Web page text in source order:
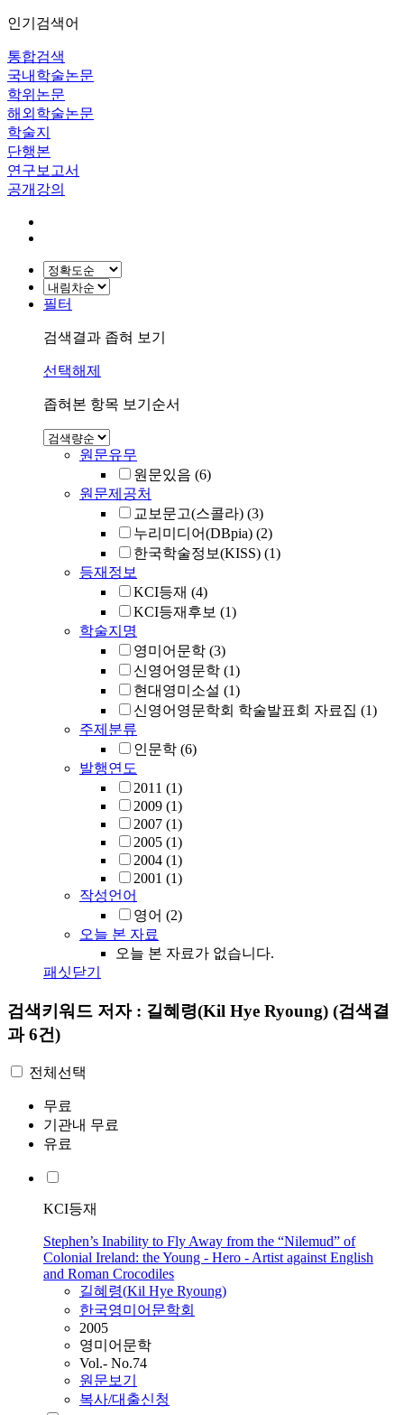
인기검색어
통합검색
국내학술논문
학위논문
해외학술논문
학술지
단행본
연구보고서
공개강의
필터
검색결과 좁혀 보기
선택해제
좁혀본 항목 보기순서
원문유무
원문있음 (6)
원문제공처
교보문고(스콜라) (3)
누리미디어(DBpia) (2)
한국학술정보(KISS) (1)
등재정보
KCI등재 (4)
KCI등재후보 (1)
학술지명
영미어문학 (3)
신영어영문학 (1)
현대영미소설 (1)
신영어영문학회 학술발표회 자료집 (1)
주제분류
인문학 (6)
발행연도
2011 (1)
2009 (1)
2007 (1)
2005 (1)
2004 (1)
2001 (1)
작성언어
영어 (2)
오늘 본 자료
오늘 본 자료가 없습니다.
패싯닫기
검색키워드 저자 : 길혜령(Kil Hye Ryoung) (검색결
과 6건)
전체선택
무료
기관내 무료
유료
KCI등재
Stephen’s Inability to Fly Away from the “Nilemud” of
Colonial Ireland: the Young - Hero - Artist against English
and Roman Crocodiles
길혜령(Kil Hye Ryoung)
한국영미어문학회
2005
영미어문학
Vol.- No.74
원문보기
복사/대출신청